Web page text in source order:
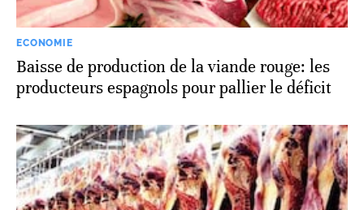
ECONOMIE
Baisse de production de la viande rouge: les
producteurs espagnols pour pallier le déficit